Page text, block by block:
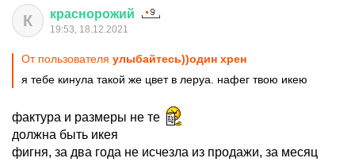
К краснорожий
19:53, 18.12.2021
От пользователя улыбайтесь))один хрен
я тебе кинула такой же цвет в леруа. нафег твою икею
фактура и размеры не те
должна быть икея
фигня, за два года не исчезла из продажи, за месяц